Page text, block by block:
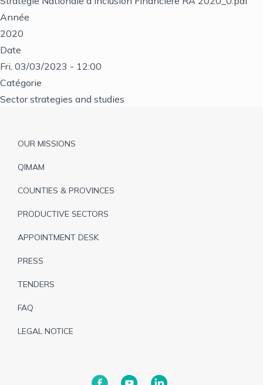
Année
2020
Date
Fri, 03/03/2023 - 12:00
Catégorie
Sector strategies and studies
Pied
de
OUR MISSIONS
QIMAM
COUNTIES & PROVINCES
PRODUCTIVE SECTORS
APPOINTMENT DESK
PRESS
TENDERS
FAQ
LEGAL NOTICE